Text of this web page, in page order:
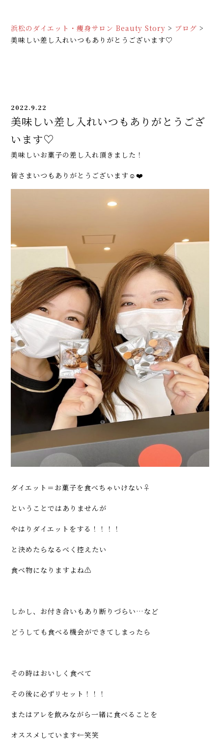
浜松のダイエット・痩身サロン Beauty Story > ブログ >
美味しい差し入れいつもありがとうございます♡
2022.9.22
美味しい差し入れいつもありがとうござ
います♡
美味しいお菓子の差し入れ頂きました！
皆さまいつもありがとうございます☺️❤️
ダイエット＝お菓子を食べちゃいけない‍♀️
ということではありませんが
やはりダイエットをする！！！！
と決めたらなるべく控えたい
食べ物になりますよね⚠️‍
しかし、お付き合いもあり断りづらい…など
どうしても食べる機会ができてしまったら
その時はおいしく食べて
その後に必ずリセット！！！
またはアレを飲みながら一緒に食べることを
オススメしています←笑笑